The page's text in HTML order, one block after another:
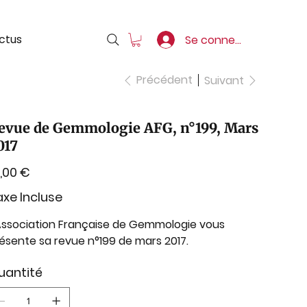
Se connecter
Précédent Suivant
de Gemmologie AFG, n°199, Mars
€
Incluse
Française de Gemmologie vous
sa revue n°199 de mars 2017.